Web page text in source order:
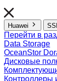
Huawei
Перейти в
Data Storage
OceanStor
Дисковые
Контроллеры